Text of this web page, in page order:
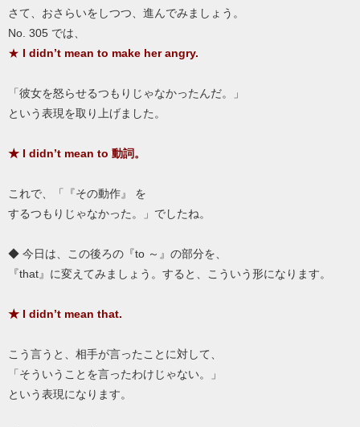
さて、おさらいをしつつ、進んでみましょう。
No. 305 では、
★ I didn’t mean to make her angry.
「彼女を怒らせるつもりじゃなかったんだ。」
という表現を取り上げました。
★ I didn’t mean to 動詞。
これで、「『その動作』 を
するつもりじゃなかった。」でしたね。
◆ 今日は、この後ろの『to ～』の部分を、
『that』に変えてみましょう。すると、こういう形になります。
★ I didn’t mean that.
こう言うと、相手が言ったことに対して、
「そういうことを言ったわけじゃない。」
という表現になります。